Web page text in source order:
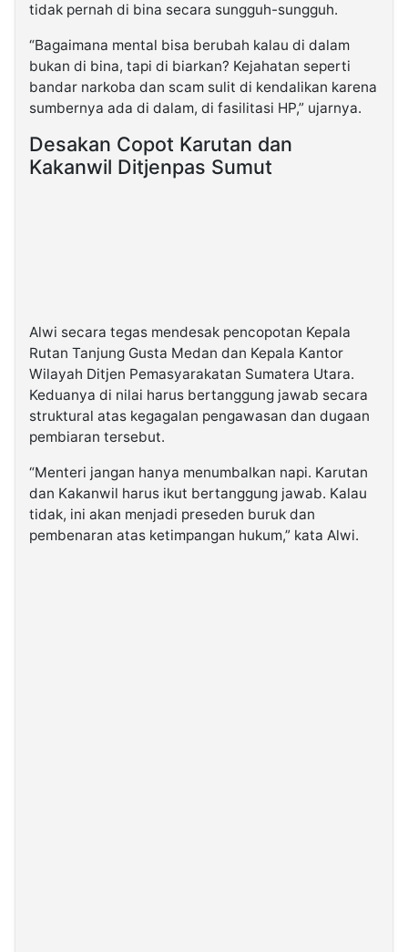
tidak pernah di bina secara sungguh-sungguh.
“Bagaimana mental bisa berubah kalau di dalam
bukan di bina, tapi di biarkan? Kejahatan seperti
bandar narkoba dan scam sulit di kendalikan karena
sumbernya ada di dalam, di fasilitasi HP,” ujarnya.
Desakan Copot Karutan dan
Kakanwil Ditjenpas Sumut
Alwi secara tegas mendesak pencopotan Kepala
Rutan Tanjung Gusta Medan dan Kepala Kantor
Wilayah Ditjen Pemasyarakatan Sumatera Utara.
Keduanya di nilai harus bertanggung jawab secara
struktural atas kegagalan pengawasan dan dugaan
pembiaran tersebut.
“Menteri jangan hanya menumbalkan napi. Karutan
dan Kakanwil harus ikut bertanggung jawab. Kalau
tidak, ini akan menjadi preseden buruk dan
pembenaran atas ketimpangan hukum,” kata Alwi.